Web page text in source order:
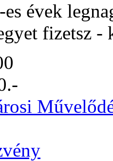
es évek
fizetsz -